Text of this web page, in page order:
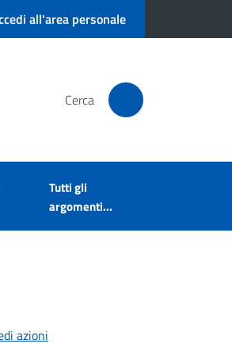
all'area personale
Cerca
Tutti gli
argomenti...
azioni